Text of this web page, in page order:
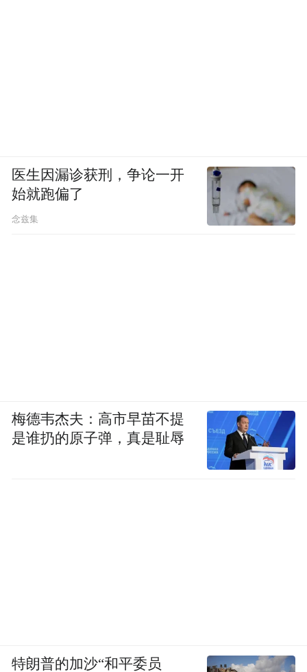
医生因漏诊获刑，争论一开
始就跑偏了
念兹集
梅德韦杰夫：高市早苗不提
是谁扔的原子弹，真是耻辱
特朗普的加沙“和平委员